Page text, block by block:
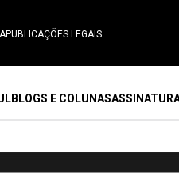
PUBLICAÇÕES LEGAIS
BLOGS E COLUNAS